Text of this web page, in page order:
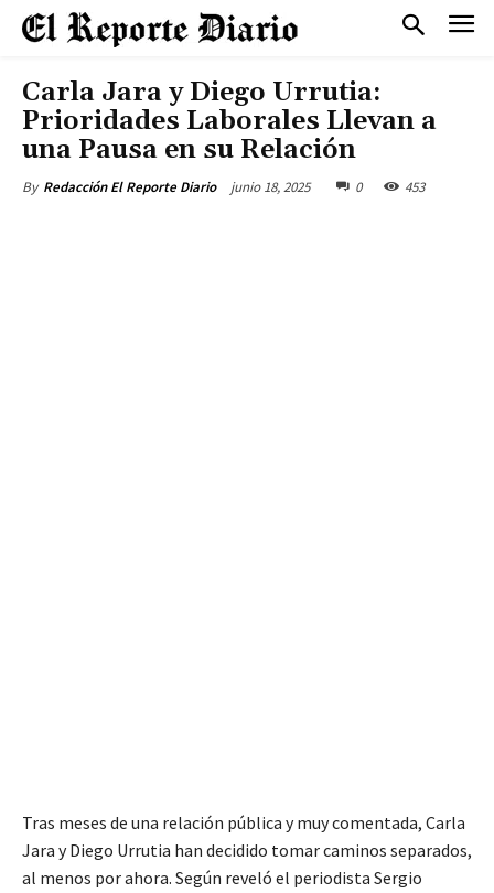
Carla Jara y Diego Urrutia:
Prioridades Laborales Llevan a
una Pausa en su Relación
By Redacción El Reporte Diario junio 18, 2025 0 453
Tras meses de una relación pública y muy comentada, Carla
Jara y Diego Urrutia han decidido tomar caminos separados,
al menos por ahora. Según reveló el periodista Sergio